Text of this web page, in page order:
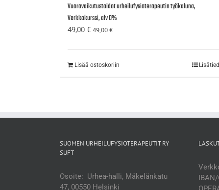
Vuorovaikutustaidot urheilufysioterapeutin työkaluna,
Verkkokurssi, alv 0%
49,00 € 49,00 €
Lisää ostoskoriin
SUOMEN URHEILUFYSIOTERAPEUTIT RY
SUFT
Osoite: Urhea-halli, Mäkelänkatu
47, 00550 Helsinki